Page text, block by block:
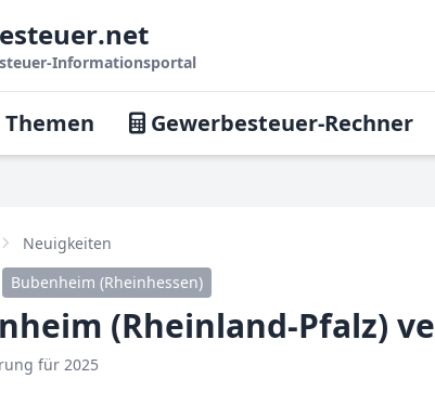
.net
Informationsportal
Themen Gewerbesteuer-Rechner
Neuigkeiten
Bubenheim (Rheinhessen)
(Rheinland-Pfalz)
für 2025